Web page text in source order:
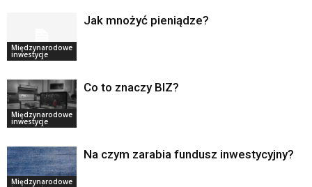
Międzynarodowe
inwestycje
Jak mnożyć pieniądze?
Międzynarodowe
inwestycje
Co to znaczy BIZ?
Międzynarodowe
Na czym zarabia fundusz inwestycyjny?